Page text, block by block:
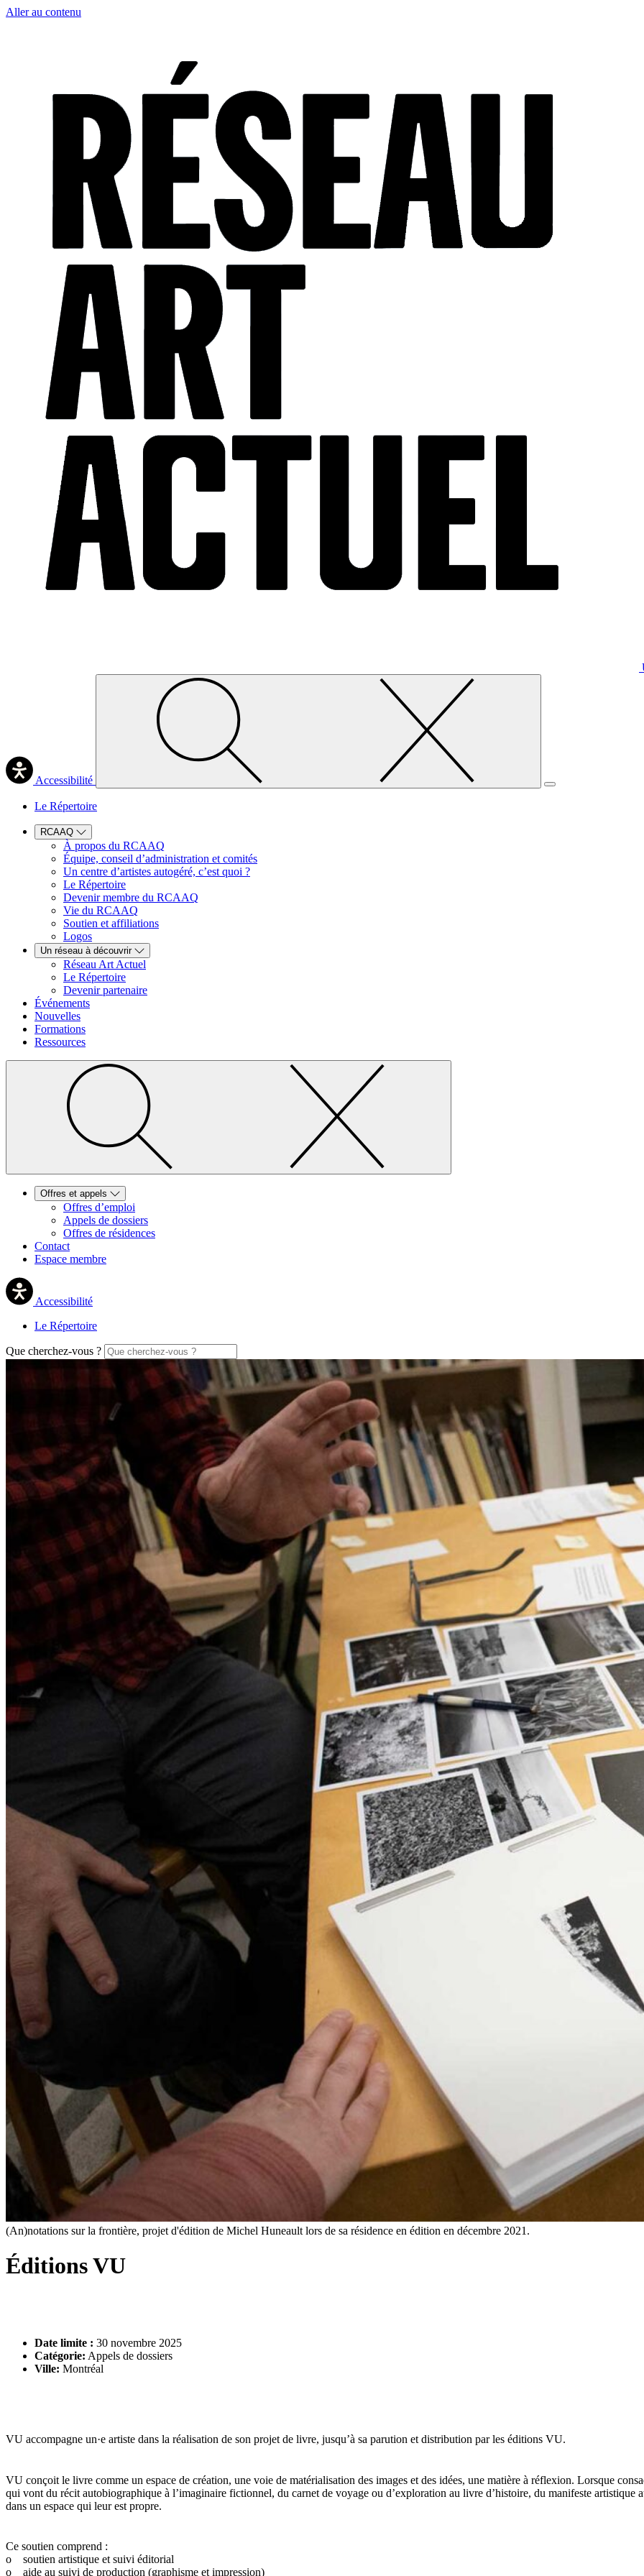
Aller au contenu
Accessibilité
Le Répertoire
RCAAQ
À propos du RCAAQ
Équipe, conseil d’administration et comités
Un centre d’artistes autogéré, c’est quoi ?
Le Répertoire
Devenir membre du RCAAQ
Vie du RCAAQ
Soutien et affiliations
Logos
Un réseau à découvrir
Réseau Art Actuel
Le Répertoire
Devenir partenaire
Événements
Nouvelles
Formations
Ressources
Offres et appels
Offres d’emploi
Appels de dossiers
Offres de résidences
Contact
Espace membre
Accessibilité
Le Répertoire
Que cherchez-vous ?
(An)notations sur la frontière, projet d'édition de Michel Huneault lors de sa résidence en édition en décembre 2021.
Éditions VU
Date limite : 30 novembre 2025
Catégorie: Appels de dossiers
Ville: Montréal
VU accompagne un·e artiste dans la réalisation de son projet de livre, jusqu’à sa parution et distribution par les éditions VU.
VU conçoit le livre comme un espace de création, une voie de matérialisation des images et des idées, une matière à réflexion. Lorsque
qui vont du récit autobiographique à l’imaginaire fictionnel, du carnet de voyage ou d’exploration au livre d’histoire, du manifeste artistique
dans un espace qui leur est propre.
Ce soutien comprend :
o soutien artistique et suivi éditorial
o aide au suivi de production (graphisme et impression)